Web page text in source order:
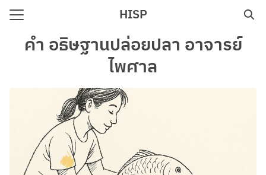
Skip
content
HISP
Searchคํา อธิษฐานปล่อยปลา อาจารย์
ไพศาล